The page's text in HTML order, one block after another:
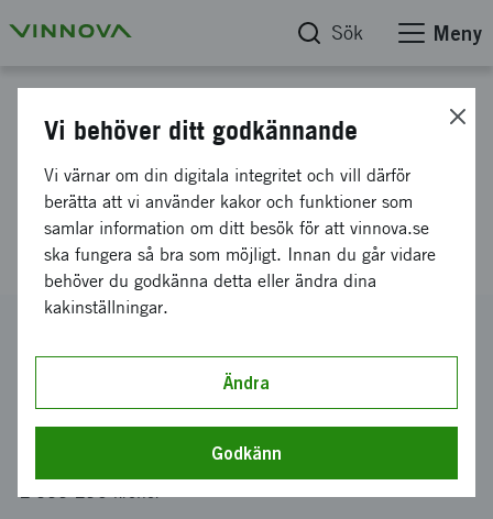
Sök Meny
KOMPET -
Kompetensförsörjning till
Metallindustri
2021-03705
Tekniska Högskolan i Jönköping AB
2 999 290 kronor
Vi behöver ditt godkännande
Vi värnar om din digitala integritet och vill därför
berätta att vi använder kakor och funktioner som
samlar information om ditt besök för att vinnova.se
ska fungera så bra som möjligt. Innan du går vidare
behöver du godkänna detta eller ändra dina
kakinställningar.
Ändra
Godkänn